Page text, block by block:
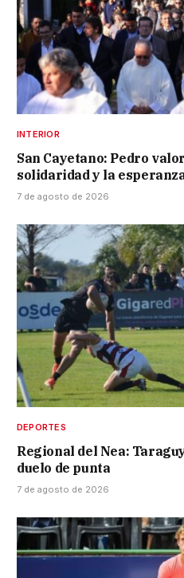
INTERIOR
San Cayetano: Pedro
solidaridad y la
7 de agosto de 2026
DEPORTES
Regional del Nea:
duelo de punta
7 de agosto de 2026